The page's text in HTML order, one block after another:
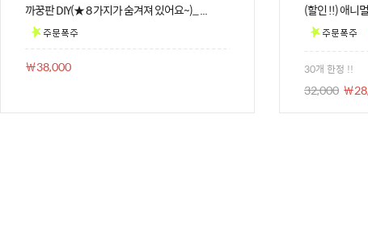
까꿍판 DIY(★ 8 가지가 숨겨져 있어요~)_ ...
￦38,000
(할인 !!) 애니
30개 한정 !!
32,000 ￦